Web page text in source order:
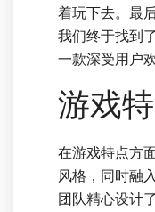
着玩下去。最
我们终于找到
一款深受用户
游戏
在游戏特点方
风格，同时融
团队精心设计